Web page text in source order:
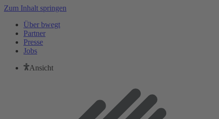
Zum Inhalt springen
Über bwegt
Partner
Presse
Jobs
Ansicht